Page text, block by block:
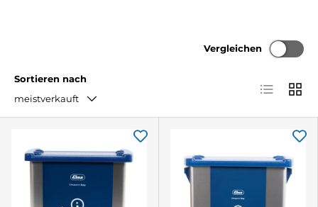
Sortieren nach
meistverkauft
Vergleichen